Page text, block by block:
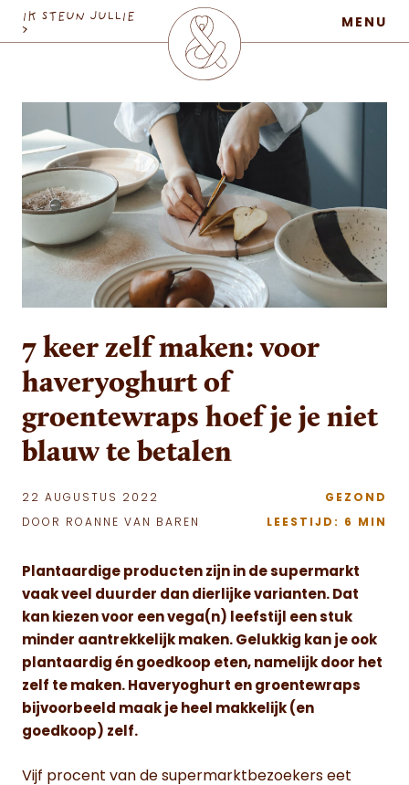
MaatschapWij
MENU
IK STEUN JULLIE
>
7 keer zelf maken: voor
haveryoghurt of
groentewraps hoef je je niet
blauw te betalen
22 AUGUSTUS 2022
DOOR ROANNE VAN BAREN
GEZOND
LEESTIJD: 6 MIN
Plantaardige producten zijn in de supermarkt
vaak veel duurder dan dierlijke varianten. Dat
kan kiezen voor een vega(n) leefstijl een stuk
minder aantrekkelijk maken. Gelukkig kan je ook
plantaardig én goedkoop eten, namelijk door het
zelf te maken. Haveryoghurt en groentewraps
bijvoorbeeld maak je heel makkelijk (en
goedkoop) zelf.
Vijf procent van de supermarktbezoekers eet